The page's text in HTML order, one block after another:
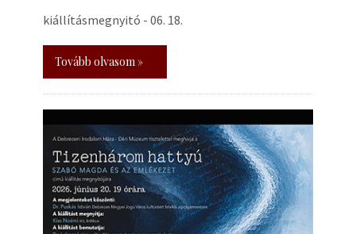
kiállításmegnyitó - 06. 18.
Tovább olvasom »